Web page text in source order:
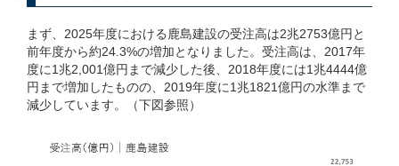
まず、2025年度における鹿島建設の受注高は2兆2753億円と
前年度から約24.3%の増加となりました。受注高は、2017年
度に1兆2,001億円まで減少した後、2018年度には1兆4444億
円まで増加したものの、2019年度に1兆1821億円の水準まで
減少しています。（下図参照）